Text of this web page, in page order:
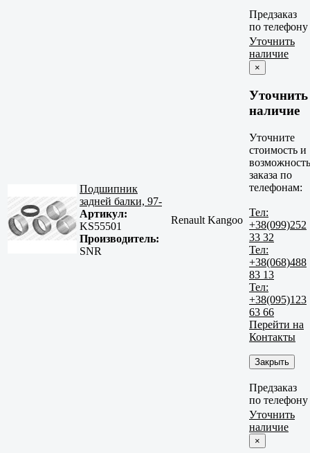
Предзаказ
по телефону
Подшипник
задней балки, 97-
Артикул:
KS55501
Производитель:
SNR
Renault Kangoo
Уточнить
наличие
×
Уточнить
наличие
Уточните
стоимость и
возможность
заказа по
телефонам:
Тел:
+38(099)252
33 32
Тел:
+38(068)488
83 13
Тел:
+38(095)123
63 66
Перейти на
Контакты
Закрыть
Предзаказ
по телефону
Уточнить
наличие
×